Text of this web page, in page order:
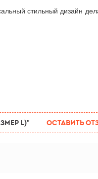
стильный дизайн
L)" Оставить